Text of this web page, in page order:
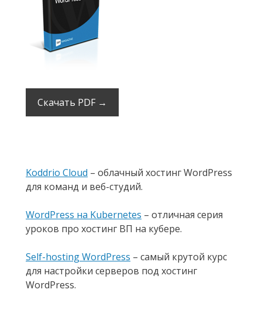
Скачать PDF →
Koddrio Cloud – облачный хостинг WordPress
для команд и веб-студий.
WordPress на Kubernetes – отличная серия
уроков про хостинг ВП на кубере.
Self-hosting WordPress – самый крутой курс
для настройки серверов под хостинг
WordPress.